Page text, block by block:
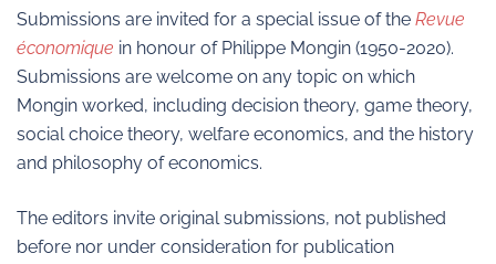
Submissions are invited for a special issue of the Revue
économique in honour of Philippe Mongin (1950-2020).
Submissions are welcome on any topic on which
Mongin worked, including decision theory, game theory,
social choice theory, welfare economics, and the history
and philosophy of economics.
The editors invite original submissions, not published
before nor under consideration for publication